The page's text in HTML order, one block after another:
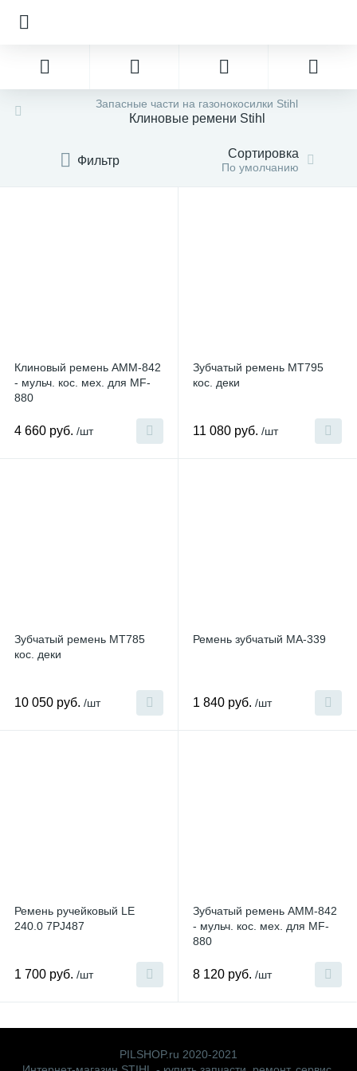
Запасные части на газонокосилки Stihl
Клиновые ремени Stihl
Фильтр Сортировка
По умолчанию
Клиновый ремень AMM-842
- мульч. кос. мех. для MF-
880
4 660 руб. /шт
Зубчатый ремень MТ795
кос. деки
11 080 руб. /шт
Зубчатый ремень MT785
кос. деки
10 050 руб. /шт
Ремень зубчатый MA-339
1 840 руб. /шт
Ремень ручейковый LE
240.0 7PJ487
1 700 руб. /шт
Зубчатый ремень AMM-842
- мульч. кос. мех. для MF-
880
8 120 руб. /шт
PILSHOP.ru 2020-2021